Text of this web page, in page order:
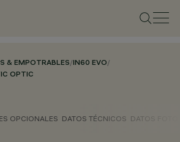
& EMPOTRABLES/IN60 EVO/
OPTIC
OPCIONALES DATOS TÉCNICOS DATOS